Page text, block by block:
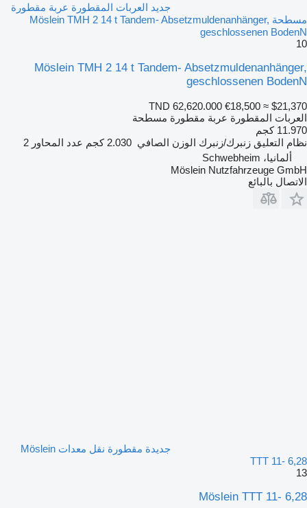
جديد العربات المقطورة عربة مقطورة
مسطحة Möslein TMH 2 14 t Tandem- Absetzmuldenanhänger,
geschlossenen BodenN
10
Möslein TMH 2 14 t Tandem- Absetzmuldenanhänger,
geschlossenen BodenN
TND 62,620.000 €18,500 ≈ $21,370
العربات المقطورة عربة مقطورة مسطحة
11.970 كجم
نظام التعليق زنبرك/زنبرك الوزن الصافي 2.030 كجم عدد المحاور 2
ألمانيا، Schwebheim
Möslein Nutzfahrzeuge GmbH
الاتصال بالبائع
جديدة مقطورة نقل معدات Möslein
TTT 11- 6,28
13
Möslein TTT 11- 6,28